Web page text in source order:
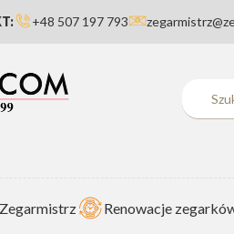
+48 507 197 793
Zegarmistrz Renowacje